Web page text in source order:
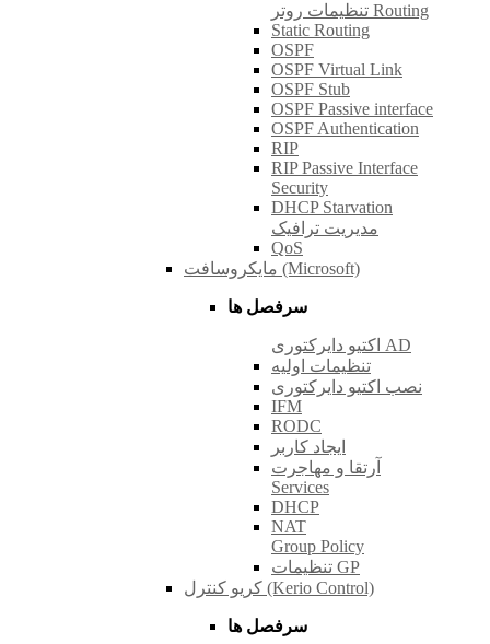
تنظیمات روتر Routing
Static Routing
OSPF
OSPF Virtual Link
OSPF Stub
OSPF Passive interface
OSPF Authentication
RIP
RIP Passive Interface
Security
DHCP Starvation
مدیریت ترافیک
QoS
مایکروسافت (Microsoft)
سرفصل ها
اکتیو دایرکتوری AD
تنظیمات اولیه
نصب اکتیو دایرکتوری
IFM
RODC
ایجاد کاربر
آرتقا و مهاجرت
Services
DHCP
NAT
Group Policy
تنظیمات GP
کریو کنترل (Kerio Control)
سرفصل ها